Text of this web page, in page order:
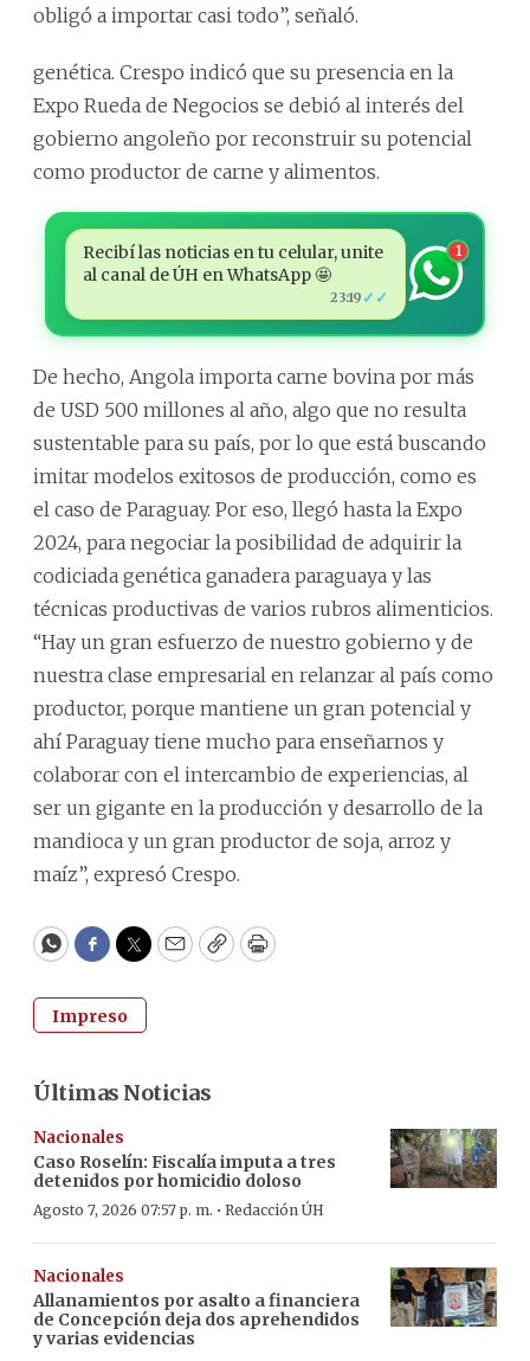
obligó a importar casi todo”, señaló.
genética. Crespo indicó que su presencia en la
Expo Rueda de Negocios se debió al interés del
gobierno angoleño por reconstruir su potencial
como productor de carne y alimentos.
Recibí las noticias en tu celular, unite
al canal de ÚH en WhatsApp 🤩
23:19 ✓✓
1
De hecho, Angola importa carne bovina por más
de USD 500 millones al año, algo que no resulta
sustentable para su país, por lo que está buscando
imitar modelos exitosos de producción, como es
el caso de Paraguay. Por eso, llegó hasta la Expo
2024, para negociar la posibilidad de adquirir la
codiciada genética ganadera paraguaya y las
técnicas productivas de varios rubros alimenticios.
“Hay un gran esfuerzo de nuestro gobierno y de
nuestra clase empresarial en relanzar al país como
productor, porque mantiene un gran potencial y
ahí Paraguay tiene mucho para enseñarnos y
colaborar con el intercambio de experiencias, al
ser un gigante en la producción y desarrollo de la
mandioca y un gran productor de soja, arroz y
maíz”, expresó Crespo.
WhatsApp
Facebook
Twitter
EmailCopyPrint
Impreso
Últimas Noticias
Nacionales
Caso Roselín: Fiscalía imputa a tres
detenidos por homicidio doloso
Agosto 7, 2026 07:57 p. m. · Redacción ÚH
Nacionales
Allanamientos por asalto a financiera
de Concepción deja dos aprehendidos
y varias evidencias